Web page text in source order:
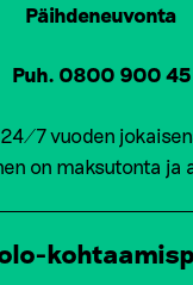
Päihdeneuvonta
Puh. 0800 900 45
7 vuoden
on maksutonta ja